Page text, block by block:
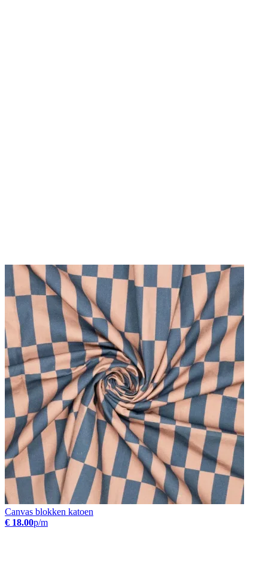
Canvas blokken katoen
€ 18.00p/m